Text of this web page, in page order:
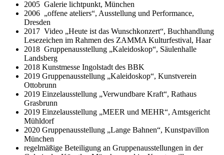
2005 Galerie lichtpunkt, München
2006 „offene ateliers“, Ausstellung und Performance,
Dresden
2017 Video „Heute ist das Wunschkonzert“, Buchhandlung
Lesezeichen im Rahmen des ZAMMA Kulturfestival, Haar
2018 Gruppenausstellung „Kaleidoskop“, Säulenhalle
Landsberg
2018 Kunstmesse Ingolstadt des BBK
2019 Gruppenausstellung „Kaleidoskop“, Kunstverein
Ottobrunn
2019 Einzelausstellung „Verwundbare Kraft“, Rathaus
Grasbrunn
2019 Einzelausstellung „MEER und MEHR“, Amtsgericht
Mühldorf
2020 Gruppenausstellung „Lange Bahnen“, Kunstpavillon
München
regelmäßige Beteiligung an Gruppenausstellungen in der